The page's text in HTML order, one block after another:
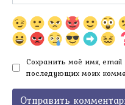
Сохранить моё имя,
последующих моих